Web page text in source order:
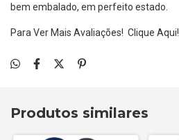
bem embalado, em perfeito estado.
Para Ver Mais Avaliações! Clique Aqui!
Produtos similares